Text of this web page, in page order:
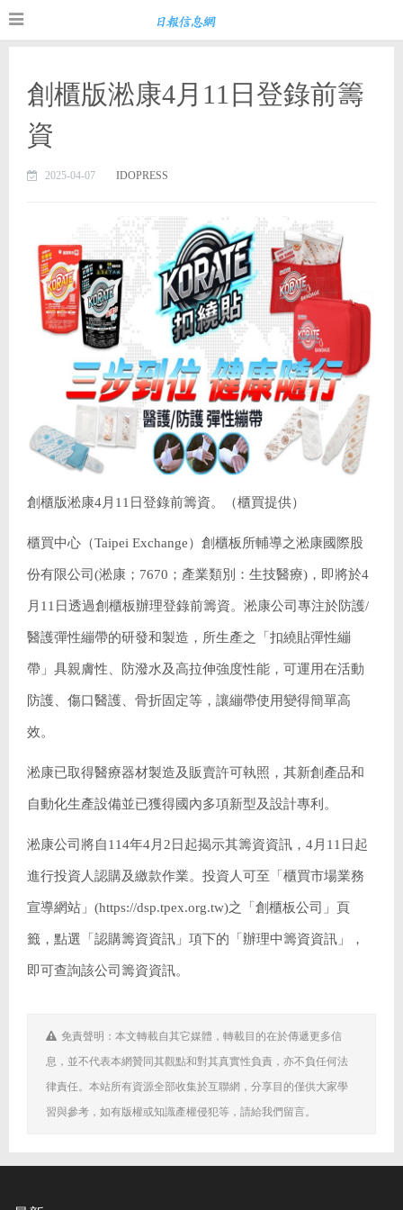
創櫃版淞康4月11日登錄前籌
資
2025-04-07 IDOPRESS
創櫃版淞康4月11日登錄前籌資。（櫃買提供）
櫃買中心（Taipei Exchange）創櫃板所輔導之淞康國際股
份有限公司(淞康；7670；產業類別：生技醫療)，即將於4
月11日透過創櫃板辦理登錄前籌資。淞康公司專注於防護/
醫護彈性繃帶的研發和製造，所生產之「扣繞貼彈性繃
帶」具親膚性、防潑水及高拉伸強度性能，可運用在活動
防護、傷口醫護、骨折固定等，讓繃帶使用變得簡單高
效。
淞康已取得醫療器材製造及販賣許可執照，其新創產品和
自動化生產設備並已獲得國內多項新型及設計專利。
淞康公司將自114年4月2日起揭示其籌資資訊，4月11日起
進行投資人認購及繳款作業。投資人可至「櫃買市場業務
宣導網站」(https://dsp.tpex.org.tw)之「創櫃板公司」頁
籤，點選「認購籌資資訊」項下的「辦理中籌資資訊」，
即可查詢該公司籌資資訊。
免責聲明：本文轉載自其它媒體，轉載目的在於傳遞更多信
息，並不代表本網贊同其觀點和對其真實性負責，亦不負任何法
律責任。本站所有資源全部收集於互聯網，分享目的僅供大家學
習與參考，如有版權或知識產權侵犯等，請給我們留言。